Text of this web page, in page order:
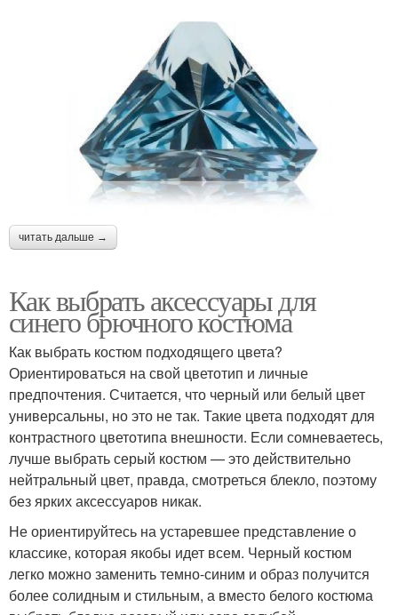
читать дальше →
Как выбрать аксессуары для
синего брючного костюма
Как выбрать костюм подходящего цвета?
Ориентироваться на свой цветотип и личные
предпочтения. Считается, что черный или белый цвет
универсальны, но это не так. Такие цвета подходят для
контрастного цветотипа внешности. Если сомневаетесь,
лучше выбрать серый костюм — это действительно
нейтральный цвет, правда, смотреться блекло, поэтому
без ярких аксессуаров никак.
Не ориентируйтесь на устаревшее представление о
классике, которая якобы идет всем. Черный костюм
легко можно заменить темно-синим и образ получится
более солидным и стильным, а вместо белого костюма